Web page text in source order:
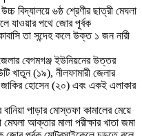
বিদ্যালয়ে ৬ষ্ঠ শ্রেণীর ছাত্রী মেঘলা
যাওয়ার পথে জোর পূর্বক
তা সন্দেহ কলে উক্ত ১ জন নারী
বেগমগঞ্জ ইউনিয়নের উত্তর
খাতুন (১৯), নীলফামারী জেলার
হোসেন (২০) এবং একই এলাকার
পাড়ার মোস্তফা কামালের মেয়ে
মেঘলা আক্তার মালা পরীক্ষার খাতা জমা